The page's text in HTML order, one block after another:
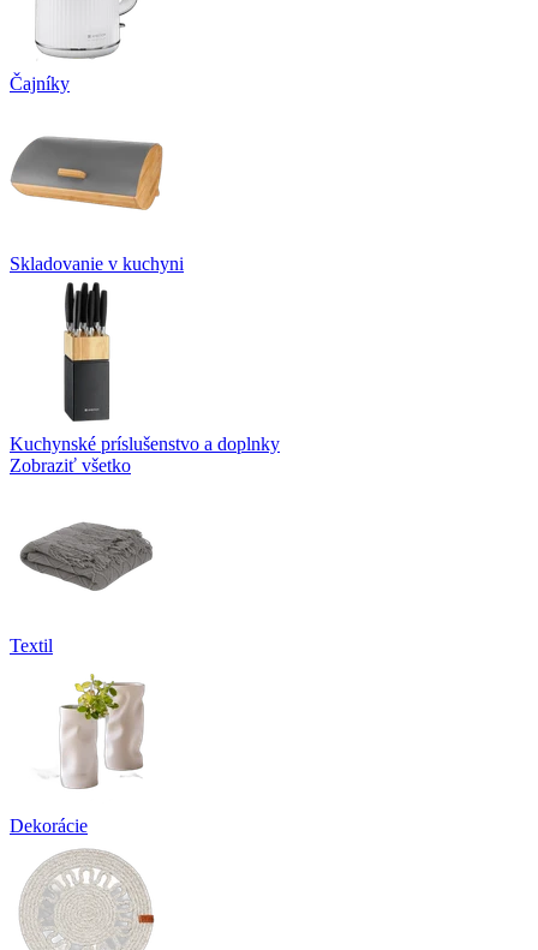
Čajníky
Skladovanie v kuchyni
Kuchynské príslušenstvo a doplnky
Zobraziť všetko
Textil
Dekorácie